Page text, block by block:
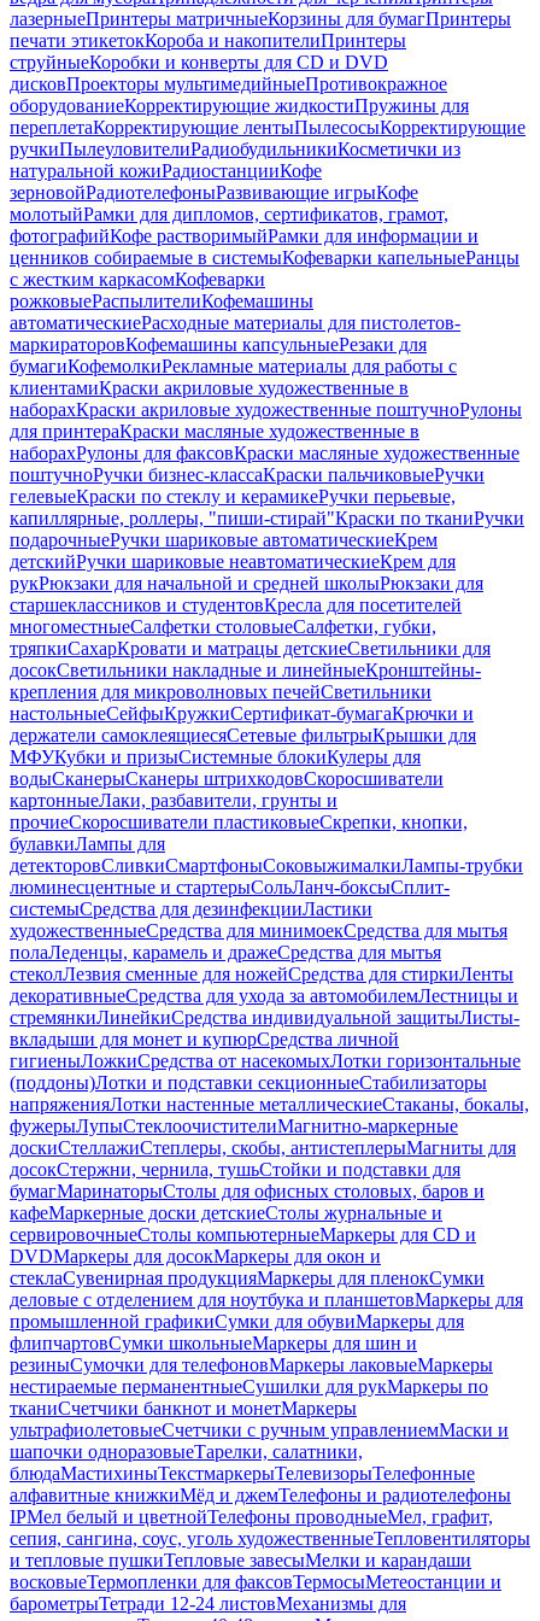
лазерныеПринтеры матричныеКорзины для бумагПринтеры
печати этикетокКороба и накопителиПринтеры
струйныеКоробки и конверты для CD и DVD
дисковПроекторы мультимедийныеПротивокражное
оборудованиеКорректирующие жидкостиПружины для
переплетаКорректирующие лентыПылесосыКорректирующие
ручкиПылеуловителиРадиобудильникиКосметички из
натуральной кожиРадиостанцииКофе
зерновойРадиотелефоныРазвивающие игрыКофе
молотыйРамки для дипломов, сертификатов, грамот,
фотографийКофе растворимыйРамки для информации и
ценников собираемые в системыКофеварки капельныеРанцы
с жестким каркасомКофеварки
рожковыеРаспылителиКофемашины
автоматическиеРасходные материалы для пистолетов-
маркираторовКофемашины капсульныеРезаки для
бумагиКофемолкиРекламные материалы для работы с
клиентамиКраски акриловые художественные в
наборахКраски акриловые художественные поштучноРулоны
для принтераКраски масляные художественные в
наборахРулоны для факсовКраски масляные художественные
поштучноРучки бизнес-классаКраски пальчиковыеРучки
гелевыеКраски по стеклу и керамикеРучки перьевые,
капиллярные, роллеры, "пиши-стирай"Краски по тканиРучки
подарочныеРучки шариковые автоматическиеКрем
детскийРучки шариковые неавтоматическиеКрем для
рукРюкзаки для начальной и средней школыРюкзаки для
старшеклассников и студентовКресла для посетителей
многоместныеСалфетки столовыеСалфетки, губки,
тряпкиСахарКровати и матрацы детскиеСветильники для
досокСветильники накладные и линейныеКронштейны-
крепления для микроволновых печейСветильники
настольныеСейфыКружкиСертификат-бумагаКрючки и
держатели самоклеящиесяСетевые фильтрыКрышки для
МФУКубки и призыСистемные блокиКулеры для
водыСканерыСканеры штрихкодовСкоросшиватели
картонныеЛаки, разбавители, грунты и
прочиеСкоросшиватели пластиковыеСкрепки, кнопки,
булавкиЛампы для
детекторовСливкиСмартфоныСоковыжималкиЛампы-трубки
люминесцентные и стартерыСольЛанч-боксыСплит-
системыСредства для дезинфекцииЛастики
художественныеСредства для минимоекСредства для мытья
полаЛеденцы, карамель и дражеСредства для мытья
стеколЛезвия сменные для ножейСредства для стиркиЛенты
декоративныеСредства для ухода за автомобилемЛестницы и
стремянкиЛинейкиСредства индивидуальной защитыЛисты-
вкладыши для монет и купюрСредства личной
гигиеныЛожкиСредства от насекомыхЛотки горизонтальные
(поддоны)Лотки и подставки секционныеСтабилизаторы
напряженияЛотки настенные металлическиеСтаканы, бокалы,
фужерыЛупыСтеклоочистителиМагнитно-маркерные
доскиСтеллажиСтеплеры, скобы, антистеплерыМагниты для
досокСтержни, чернила, тушьСтойки и подставки для
бумагМаринаторыСтолы для офисных столовых, баров и
кафеМаркерные доски детскиеСтолы журнальные и
сервировочныеСтолы компьютерныеМаркеры для CD и
DVDМаркеры для досокМаркеры для окон и
стеклаСувенирная продукцияМаркеры для пленокСумки
деловые с отделением для ноутбука и планшетовМаркеры для
промышленной графикиСумки для обувиМаркеры для
флипчартовСумки школьныеМаркеры для шин и
резиныСумочки для телефоновМаркеры лаковыеМаркеры
нестираемые перманентныеСушилки для рукМаркеры по
тканиСчетчики банкнот и монетМаркеры
ультрафиолетовыеСчетчики с ручным управлениемМаски и
шапочки одноразовыеТарелки, салатники,
блюдаМастихиныТекстмаркерыТелевизорыТелефонные
алфавитные книжкиМёд и джемТелефоны и радиотелефоны
IPМел белый и цветнойТелефоны проводныеМел, графит,
сепия, сангина, соус, уголь художественныеТепловентиляторы
и тепловые пушкиТепловые завесыМелки и карандаши
восковыеТермопленки для факсовТермосыМетеостанции и
барометрыТетради 12-24 листовМеханизмы для